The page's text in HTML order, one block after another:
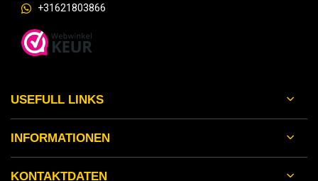
+31621803866
USEFULL LINKS
INFORMATIONEN
KONTAKTDATEN